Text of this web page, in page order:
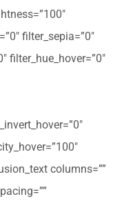
filter_sepia=”0″
filter_hue_hover=”0″
columns=””